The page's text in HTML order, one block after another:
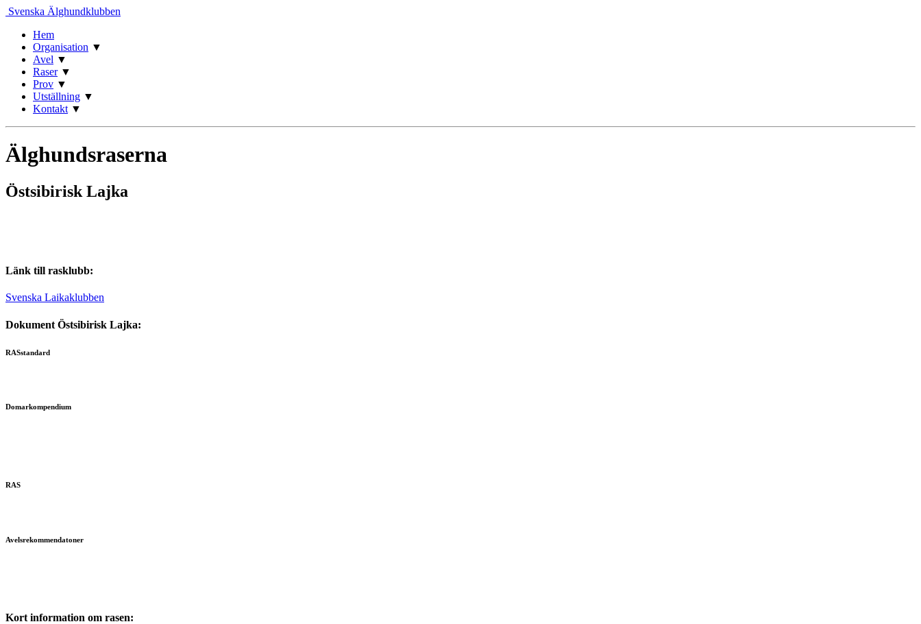
Svenska Älghundklubben
Hem
Organisation ▼
Avel ▼
Raser ▼
Prov ▼
Utställning ▼
Kontakt ▼
Älghundsraserna
Östsibirisk Lajka
Länk till rasklubb:
Svenska Laikaklubben
Dokument Östsibirisk Lajka:
RASstandard
Domarkompendium
RAS
Avelsrekommendatoner
Kort information om rasen: